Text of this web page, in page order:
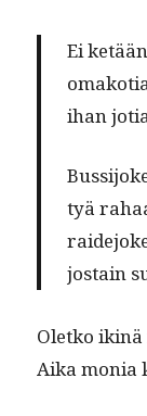
Ei
ihan
tyä
jostain
Oletko
Aika monia